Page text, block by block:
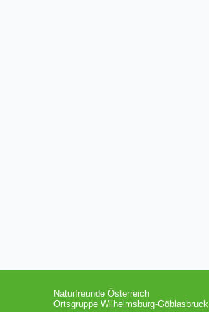
Naturfreunde Österreich
Ortsgruppe Wilhelmsburg-Göblasbruck